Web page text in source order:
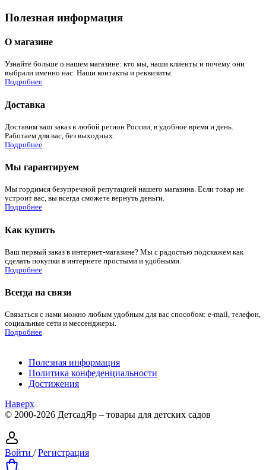
Полезная информация
О магазине
Узнайте больше о нашем магазине: кто мы, наши клиенты и почему они
выбрали именно нас. Наши контакты и реквизиты.
Подробнее
Доставка
Доставим ваш заказ в любой регион России, в удобное время и день.
Работаем для вас, без выходных.
Подробнее
Мы гарантируем
Мы гордимся безупречной репутацией нашего магазина. Если товар не
устроит вас, вы всегда сможете вернуть деньги.
Подробнее
Как купить
Ваш первый заказ в интернет-магазине? Мы с радостью подскажем как
сделать покупки в интернете простыми и удобными.
Подробнее
Всегда на связи
Связаться с нами можно любым удобным для вас способом: e-mail, телефон,
социальные сети и мессенджеры.
Подробнее
Полезная информация
Политика конфеденциальности
Достижения
Наверх
© 2000-2026 ДетсадЯр – товары для детских садов
Войти /Регистрация